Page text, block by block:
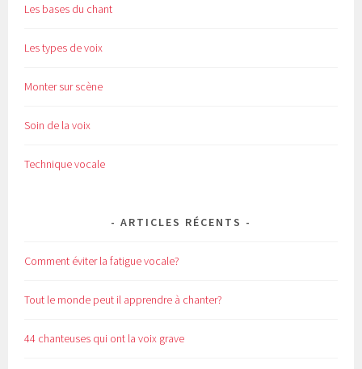
Les bases du chant
Les types de voix
Monter sur scène
Soin de la voix
Technique vocale
ARTICLES RÉCENTS
Comment éviter la fatigue vocale?
Tout le monde peut il apprendre à chanter?
44 chanteuses qui ont la voix grave